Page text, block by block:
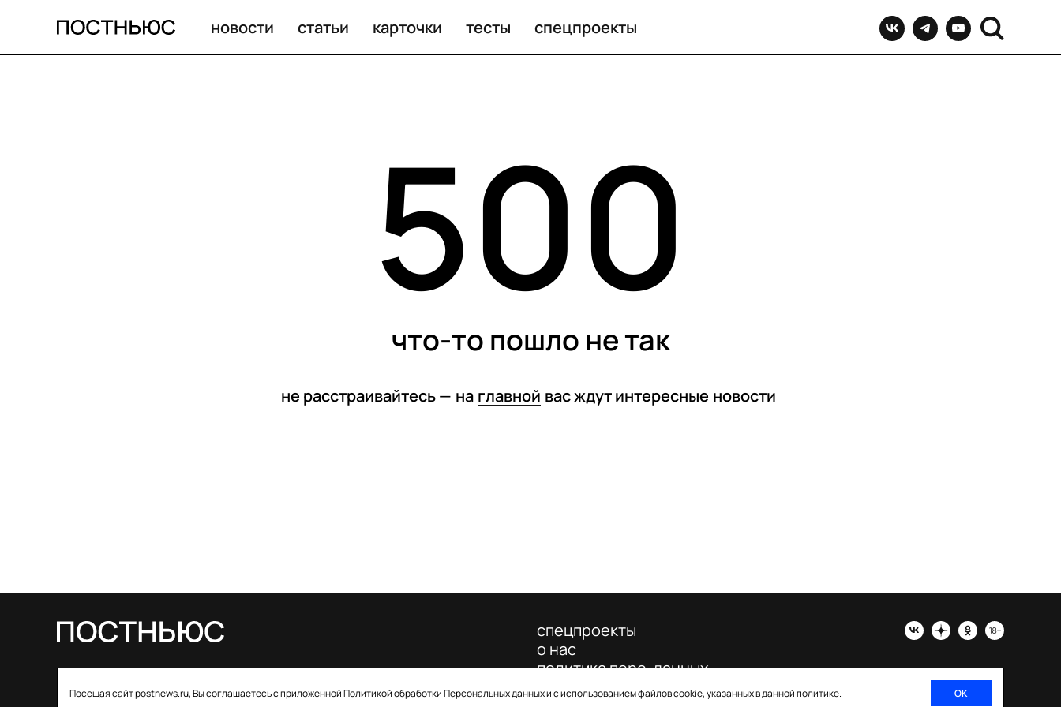
новости статьи карточки тесты спецпроекты
500
что-то пошло не так
не расстраивайтесь — на главной вас ждут интересные новости
Посещая сайт postnews.ru, Вы соглашаетесь с приложеннойПолитикой обработки Персональных данныхи с использованием файлов cookie, указанных в данной политике. ОК
о регистрации СМИ: ЭЛ № ФС 77–85757 от 22 августа
спецпроекты
о нас
политика перс. данных